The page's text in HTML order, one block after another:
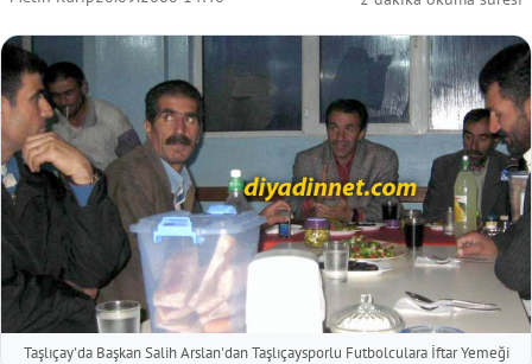
Taşlıçay'da Başkan Salih Arslan'dan Taşlıçaysporlu Futbolculara İftar Yemeği